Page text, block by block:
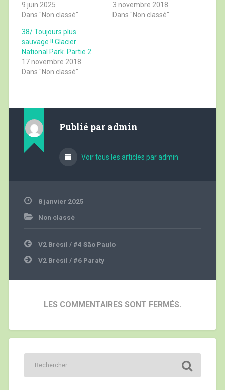
9 juin 2025
Dans "Non classé"
3 novembre 2018
Dans "Non classé"
38/ Toujours plus
sauvage !! Glacier
National Park. Partie 2
17 novembre 2018
Dans "Non classé"
Publié par admin
Voir tous les articles par admin
8 janvier 2025
Non classé
Navigation
de
l’article
V2 Brésil / #4 São Paulo
V2 Brésil / #6 Paraty
LES COMMENTAIRES SONT FERMÉS.